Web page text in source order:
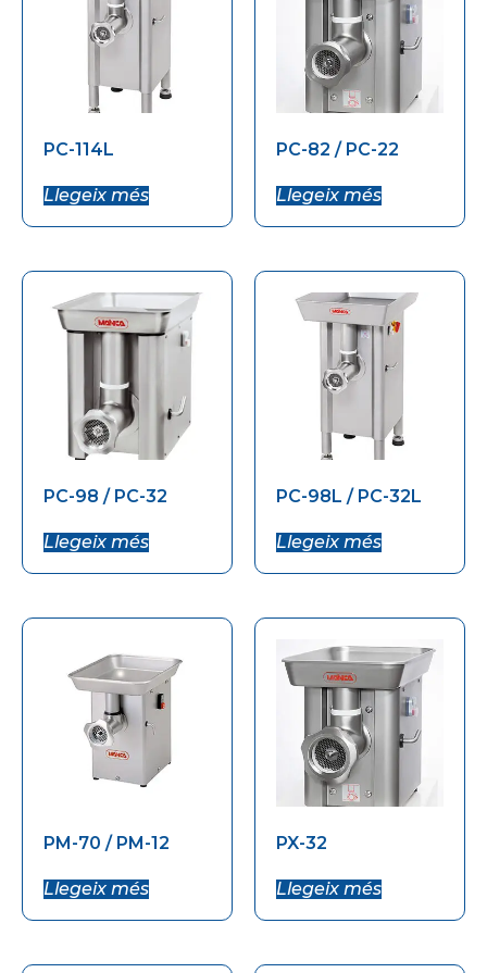
PC-114L
Llegeix més
PC-82 / PC-22
Llegeix més
PC-98 / PC-32
Llegeix més
PC-98L / PC-32L
Llegeix més
PM-70 / PM-12
Llegeix més
PX-32
Llegeix més